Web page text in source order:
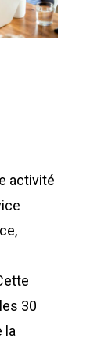
activité
30
la